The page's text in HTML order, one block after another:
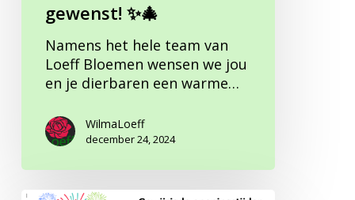
gewenst! ✨🎄
Namens het hele team van
Loeff Bloemen wensen we jou
en je dierbaren een warme…
WilmaLoeff
december 24, 2024